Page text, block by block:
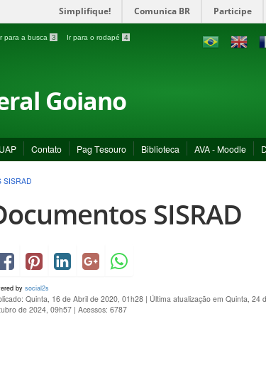
Simplifique! Comunica BR Participe
para a busca 3 Ir para o rodapé 4
Goiano
Contato Pag Tesouro Biblioteca AVA - Moodle
SISRAD
SISRAD
by social2s
Quinta, 16 de Abril de 2020, 01h28 | Última atualização em Quinta, 24
de 2024, 09h57 | Acessos: 6787